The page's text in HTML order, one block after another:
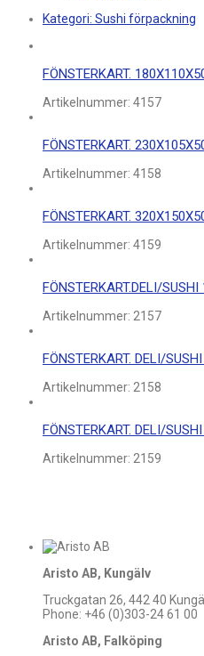
Kategori: Sushi förpackning
FÖNSTERKART.
Artikelnummer: 4157
FÖNSTERKART.
Artikelnummer: 4158
FÖNSTERKART.
Artikelnummer: 4159
FÖNSTERKART.DELI/
Artikelnummer: 2157
FÖNSTERKART. DELI/
Artikelnummer: 2158
FÖNSTERKART. DELI/
Artikelnummer: 2159
Aristo AB, Kungälv
Truckgatan 26, 442 40
Phone: +46 (0)303-24 61 00
Aristo AB, Falköping